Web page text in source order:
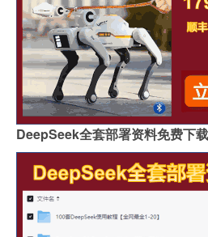
DeepSeek全套部署资料免费下载